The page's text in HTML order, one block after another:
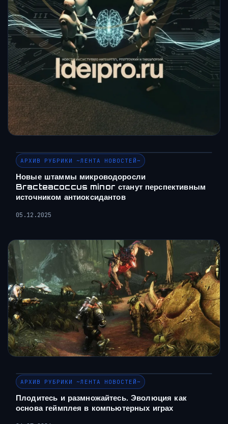
АРХИВ РУБРИКИ ~ЛЕНТА НОВОСТЕЙ~
Новые штаммы микроводоросли
Bracteacoccus minor станут перспективным
источником антиоксидантов
05.12.2025
АРХИВ РУБРИКИ ~ЛЕНТА НОВОСТЕЙ~
Плодитесь и размножайтесь. Эволюция как
основа геймплея в компьютерных играх